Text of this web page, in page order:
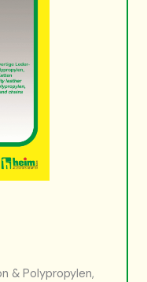
& Polypropylen,